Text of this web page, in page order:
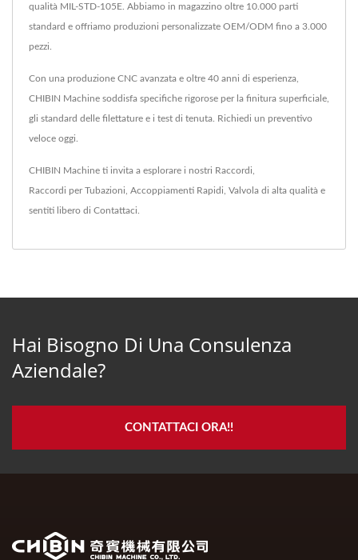
qualità MIL-STD-105E. Abbiamo in magazzino oltre 10.000 parti
standard e offriamo produzioni personalizzate OEM/ODM fino a 3.000
pezzi.
Con una produzione CNC avanzata e oltre 40 anni di esperienza,
CHIBIN Machine soddisfa specifiche rigorose per la finitura superficiale,
gli standard delle filettature e i test di tenuta. Richiedi un preventivo
veloce oggi.
CHIBIN Machine ti invita a esplorare i nostri Raccordi
Raccordi per Tubazioni Accoppiamenti Rapidi Valvola di alta qualità e
sentiti libero di Contattaci
Hai Bisogno Di Una Consulenza
Aziendale?
CONTATTACI ORA!!